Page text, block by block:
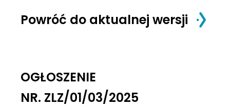
Powróć do aktualnej wersji
OGŁOSZENIE
NR. ZLZ/01/03/2025